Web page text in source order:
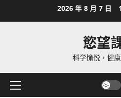
2026 年 8 月 7 日
慾望
科学愉悦，健
Primary